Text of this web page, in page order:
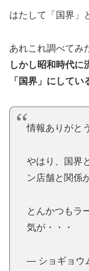
はたして「国界」
あれこれ調べてみ
しかし昭和時代に
「国界」にしてい
情報ありがと
やはり、国界
ン店舗と関係
とんかつもラ
気が・・・
— ショギョウ